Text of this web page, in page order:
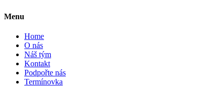
Menu
Home
O nás
Náš tým
Kontakt
Podpořte nás
Termínovka